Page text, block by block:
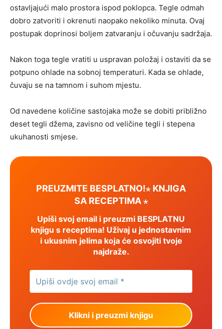
ostavljajući malo prostora ispod poklopca. Tegle odmah
dobro zatvoriti i okrenuti naopako nekoliko minuta. Ovaj
postupak doprinosi boljem zatvaranju i očuvanju sadržaja.
Nakon toga tegle vratiti u uspravan položaj i ostaviti da se
potpuno ohlade na sobnoj temperaturi. Kada se ohlade,
čuvaju se na tamnom i suhom mjestu.
Od navedene količine sastojaka može se dobiti približno
deset tegli džema, zavisno od veličine tegli i stepena
ukuhanosti smjese.
PREUZMITE BESPLATNO!⋆ KNJIGA
SA RECEPTIMA ⋆
Upiši svoj email i preuzmi BESPLATNU
knjigu s receptima! Uživaj u jednostavnim
i ukusnim jelima koja će osvojiti tvoje
najdraže.